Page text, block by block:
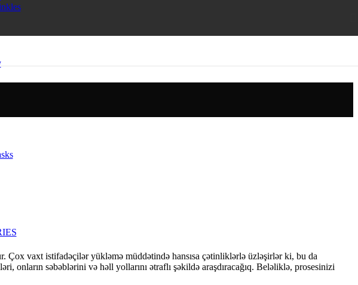
vaxt istifadəçilər yükləmə müddətində hansısa çətinliklərlə üzləşirlər ki, bu da
onların səbəblərini və həll yollarını ətraflı şəkildə araşdıracağıq. Beləliklə, prosesinizi